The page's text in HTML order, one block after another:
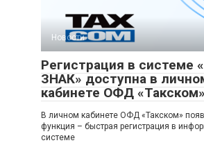
Новости
Регистрация в системе
ЗНАК» доступна в
кабинете ОФД
В личном кабинете ОФД «Такском»
функция – быстрая регистрация в
системе